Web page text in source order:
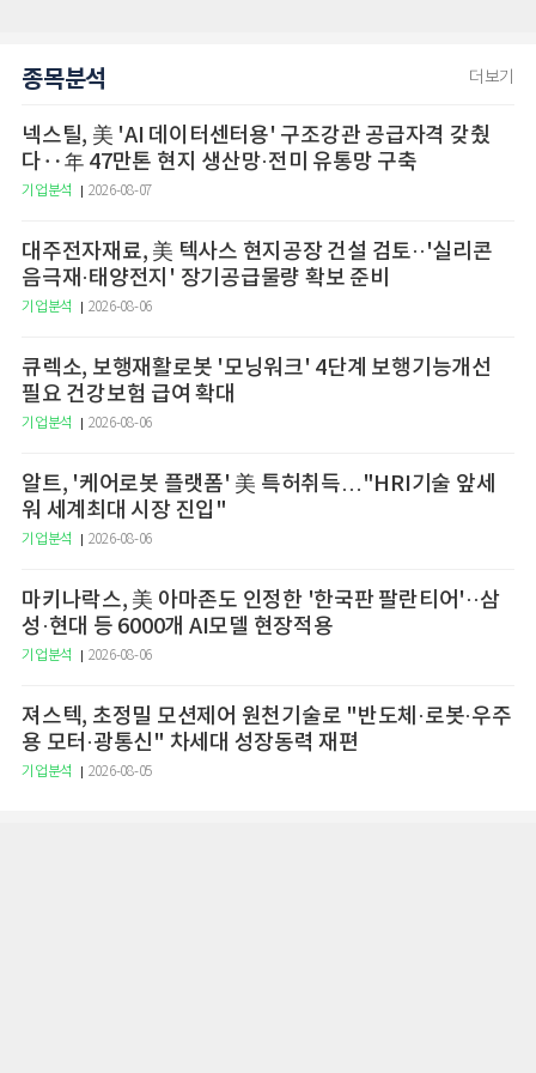
종목분석 더보기
넥스틸, 美 'AI 데이터센터용' 구조강관 공급자격 갖췄
다‥年 47만톤 현지 생산망·전미 유통망 구축
기업분석 2026-08-07
대주전자재료, 美 텍사스 현지공장 건설 검토··'실리콘
음극재·태양전지' 장기공급물량 확보 준비
기업분석 2026-08-06
큐렉소, 보행재활로봇 '모닝워크' 4단계 보행기능개선
필요 건강보험 급여 확대
기업분석 2026-08-06
알트, '케어로봇 플랫폼' 美 특허취득…"HRI기술 앞세
워 세계최대 시장 진입"
기업분석 2026-08-06
마키나락스, 美 아마존도 인정한 '한국판 팔란티어'··삼
성·현대 등 6000개 AI모델 현장적용
기업분석 2026-08-06
져스텍, 초정밀 모션제어 원천기술로 "반도체·로봇·우주
용 모터·광통신" 차세대 성장동력 재편
기업분석 2026-08-05